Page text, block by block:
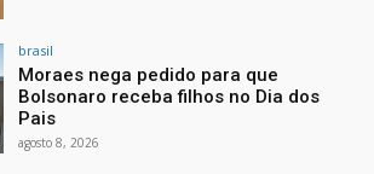
brasil
Moraes nega pedido para que
Bolsonaro receba filhos no Dia dos
Pais
agosto 8, 2026